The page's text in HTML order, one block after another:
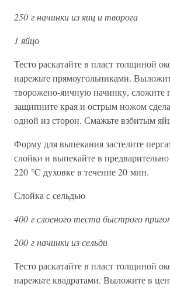
250 г начинки из яиц и творога
1 яйцо
Тесто раскатайте в пласт толщиной
нарежьте прямоугольниками.
творожено-яичную начинку, сложите
защипните края и острым ножом
одной из сторон. Смажьте взбитым
Форму для выпекания застелите
слойки и выпекайте в предварительно
220 °C духовке в течение 20 мин.
Слойка с сельдью
400 г слоеного теста быстрого
200 г начинки из сельди
Тесто раскатайте в пласт толщиной
нарежьте квадратами. Выложите в